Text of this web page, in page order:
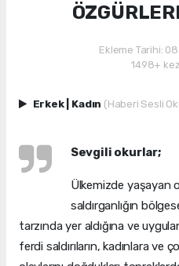
Ekleme Tarihi:
1498+
Erkek Kadın (Haberi Sesli
Sevgili okurlar;
Ülkemizde yaşayan
saldırganlığın
tarzında yer aldığına ve
ferdi saldırıların, kadınlara ve